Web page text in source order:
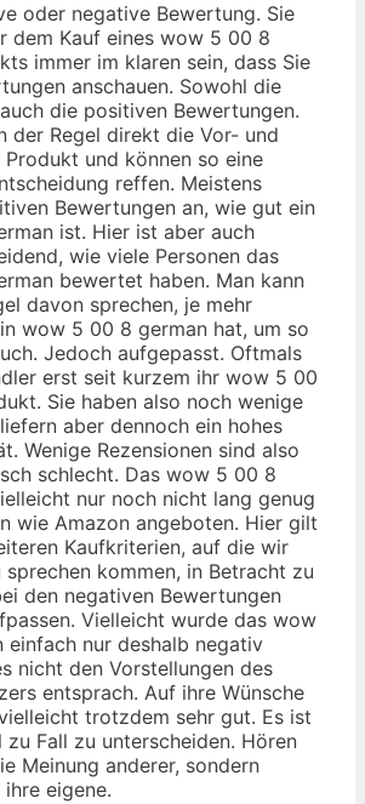
oder negative Bewertung. Sie
dem Kauf eines wow 5 00 8
immer im klaren sein, dass Sie
anschauen. Sowohl die
die positiven Bewertungen.
der Regel direkt die Vor- und
und können so eine
reffen. Meistens
Bewertungen an, wie gut ein
ist. Hier ist aber auch
wie viele Personen das
bewertet haben. Man kann
davon sprechen, je mehr
wow 5 00 8 german hat, um so
Jedoch aufgepasst. Oftmals
erst seit kurzem ihr wow 5 00
Sie haben also noch wenige
aber dennoch ein hohes
Wenige Rezensionen sind also
schlecht. Das wow 5 00 8
nur noch nicht lang genug
wie Amazon angeboten. Hier gilt
Kaufkriterien, auf die wir
kommen, in Betracht zu
den negativen Bewertungen
Vielleicht wurde das wow
einfach nur deshalb negativ
nicht den Vorstellungen des
entsprach. Auf ihre Wünsche
trotzdem sehr gut. Es ist
zu Fall zu unterscheiden. Hören
Meinung anderer, sondern
eigene.